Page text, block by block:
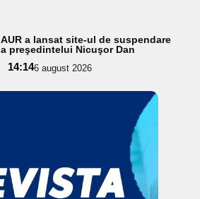
AUR a lansat site-ul de suspendare
a preşedintelui Nicuşor Dan
14:146 august 2026